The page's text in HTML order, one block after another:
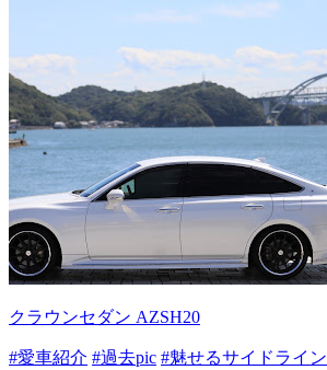
クラウンセダン AZSH20
#愛車紹介 #過去pic #魅せるサイドライン